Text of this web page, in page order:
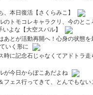
、本日復活【さくらみこ】
のトモコレキャラクリ、今のと
よな【大空スバル】
あとが活動再開へ！心身の状態
いく形に
時に記念石じゃなくてアドトラ走
が今日からぽこあだよね
フェス行ってきて、とんでもない